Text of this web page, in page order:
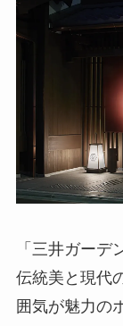
「三井ガー
伝統美と現代
囲気が魅力の